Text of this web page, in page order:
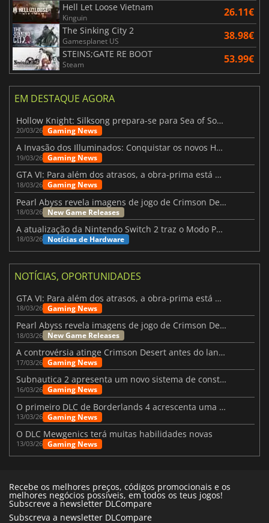
Hell Let Loose Vietnam
Kinguin 26.11€
The Sinking City 2
Gamesplanet US 38.98€
STEINS;GATE RE BOOT
Steam 53.99€
EM DESTAQUE AGORA
Hollow Knight: Silksong prepara-se para Sea of Sorrow com um patch
20/03/26 Gaming News
A Invasão dos Illuminados: Conquistar os novos Helldivers 2 Atualização!
19/03/26 Gaming News
GTA VI: Para além dos atrasos, a obra-prima está quase a chegar
18/03/26 Gaming News
Pearl Abyss revela imagens de jogo de Crimson Desert para a PS5
18/03/26 New Game Releases
A atualização da Nintendo Switch 2 traz o Modo Portátil aos jogos mais antigos da Switch
18/03/26 Notícias de Hardware
NOTÍCIAS, OPORTUNIDADES
GTA VI: Para além dos atrasos, a obra-prima está quase a chegar
18/03/26 Gaming News
Pearl Abyss revela imagens de jogo de Crimson Desert para a PS5
18/03/26 New Game Releases
A controvérsia atinge Crimson Desert antes do lançamento
17/03/26 Gaming News
Subnautica 2 apresenta um novo sistema de construção de bases
16/03/26 Gaming News
O primeiro DLC de Borderlands 4 acrescenta uma nova personagem e muito mais
13/03/26 Gaming News
O DLC Mewgenics terá muitas habilidades novas
13/03/26 Gaming News
Recebe os melhores preços, códigos promocionais e os
melhores negócios possíveis, em todos os teus jogos!
Subscreve a newsletter DLCompare
Subscreva a newsletter DLCompare